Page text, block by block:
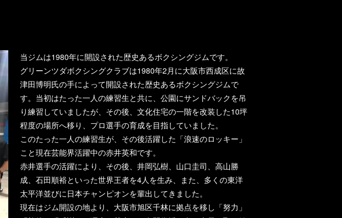
当ジムは1980年に開設された歴史あるボクシングジムです。
グリーンツダボクシングクラブは1980年2月に大阪市西成区に故
津田博明氏の手によって開設された歴史あるボクシングジムで
す。当初はたった一人の練習生と共に、公園にサンドバックを吊
り練習していましたが、その後、文化住宅の一階を改装した10坪
程度の場所へ移り、プロ選手の育成を目指していました。
このたった一人の練習生が、その後活躍した「浪速のロッキー」
こと現在芸能界活躍中の赤井英和です。
赤井選手の活躍により、その後、井岡弘樹、山口圭司、高山勝
成、石田順裕といった世界王者を4人を生み、また、多くの東洋
太平洋並びに日本チャンピオンを輩出してきました。
現在はジム開設の地より、大阪市旭区千林に拠点を移し「努力」